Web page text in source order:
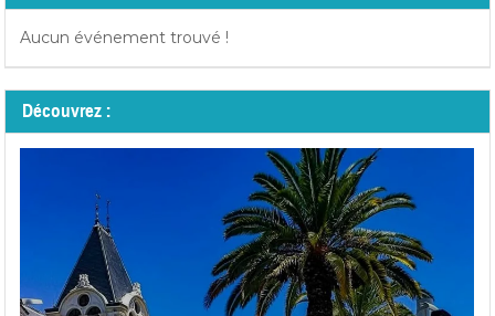
Aucun événement trouvé !
Découvrez :